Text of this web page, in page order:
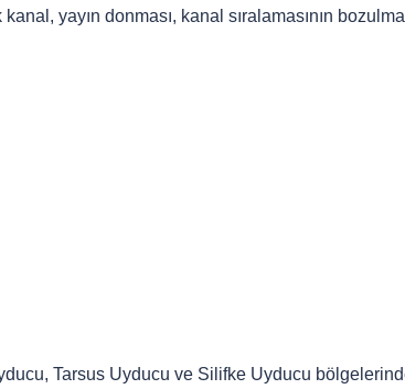
yayın donması, kanal sıralamasının
Tarsus Uyducu ve Silifke Uyducu